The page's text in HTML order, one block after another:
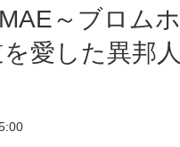
～ブロムホ
愛した異邦人